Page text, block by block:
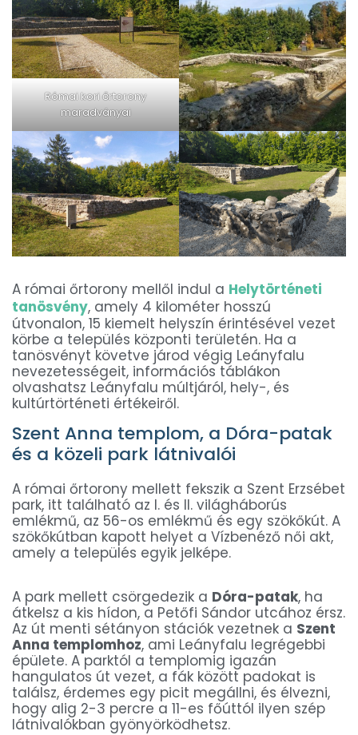
Római kori őrtorony
maradványai
A római őrtorony mellől indul a Helytörténeti
tanösvény, amely 4 kilométer hosszú
útvonalon, 15 kiemelt helyszín érintésével vezet
körbe a település központi területén. Ha a
tanösvényt követve járod végig Leányfalu
nevezetességeit, információs táblákon
olvashatsz Leányfalu múltjáról, hely-, és
kultúrtörténeti értékeiről.
Szent Anna templom, a Dóra-patak
és a közeli park látnivalói
A római őrtorony mellett fekszik a Szent Erzsébet
park, itt található az I. és II. világháborús
emlékmű, az 56-os emlékmű és egy szökőkút. A
szökőkútban kapott helyet a Vízbenéző női akt,
amely a település egyik jelképe.
A park mellett csörgedezik a Dóra-patak, ha
átkelsz a kis hídon, a Petőfi Sándor utcához érsz.
Az út menti sétányon stációk vezetnek a Szent
Anna templomhoz, ami Leányfalu legrégebbi
épülete. A parktól a templomig igazán
hangulatos út vezet, a fák között padokat is
találsz, érdemes egy picit megállni, és élvezni,
hogy alig 2-3 percre a 11-es főúttól ilyen szép
látnivalókban gyönyörködhetsz.